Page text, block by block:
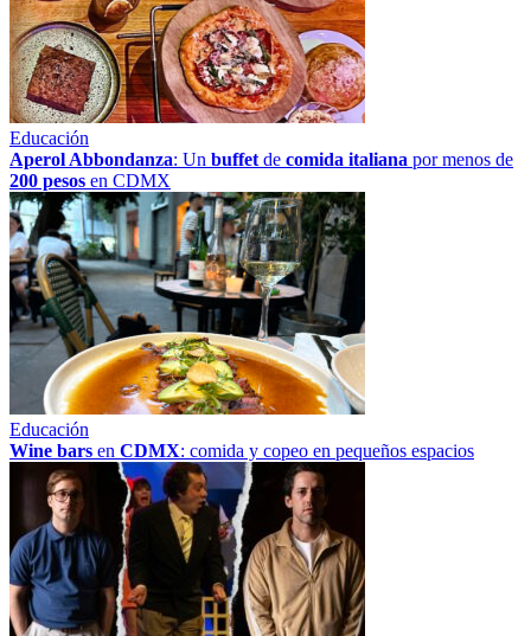
Educación
Aperol Abbondanza: Un buffet de comida italiana por menos de
200 pesos en CDMX
Educación
Wine bars en CDMX: comida y copeo en pequeños espacios